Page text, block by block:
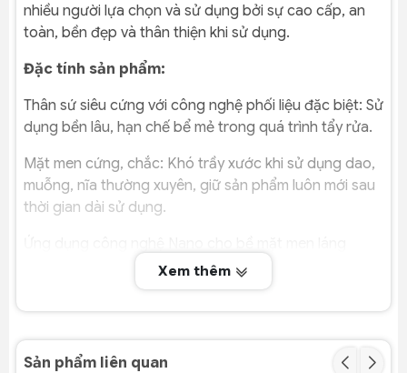
nhiều người lựa chọn và sử dụng bởi sự cao cấp, an
toàn, bền đẹp và thân thiện khi sử dụng.
Đặc tính sản phẩm:
Thân sứ siêu cứng với công nghệ phối liệu đặc biệt: Sử
dụng bền lâu, hạn chế bể mẻ trong quá trình tẩy rửa.
Mặt men cứng, chắc: Khó trầy xước khi sử dụng dao,
muỗng, nĩa thường xuyên, giữ sản phẩm luôn mới sau
thời gian dài sử dụng.
bóng: Giúp cho sản phẩm khó bám bẩn kể cả dầu mỡ,
tiết kiệm thời gian.
không gian ăn uống khác nhau.
Xem thêm
Sản phẩm liên quan